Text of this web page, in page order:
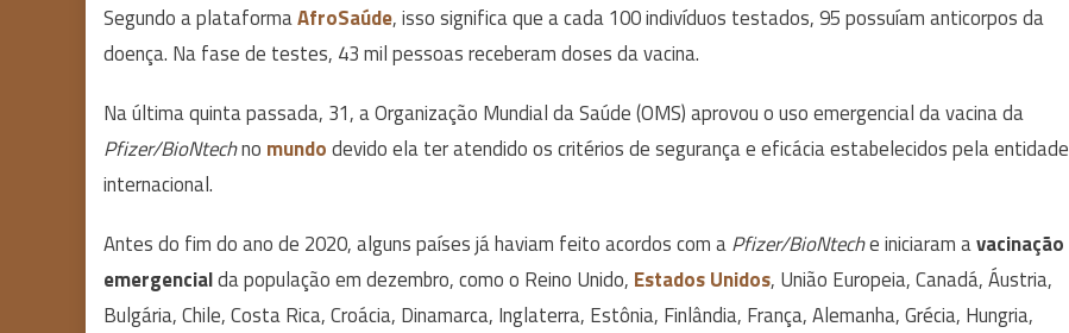
Segundo a plataformaAfroSaúde, isso significa que a cada 100 indivíduos testados, 95 possuíam anticorpos da
doença. Na fase de testes, 43 mil pessoas receberam doses da vacina.
Na última quinta passada, 31, a Organização Mundial da Saúde (OMS) aprovou o uso emergencial da vacina da
Pfizer/BioNtechno mundodevido ela ter atendido os critérios de segurança e eficácia estabelecidos pela entidade
internacional.
Antes do fim do ano de 2020, alguns países já haviam feito acordos com aPfizer/BioNteche iniciaram avacinação
emergencialda população em dezembro, como o Reino Unido, Estados Unidos, União Europeia, Canadá, Áustria,
Bulgária, Chile, Costa Rica, Croácia, Dinamarca, Inglaterra, Estônia, Finlândia, França, Alemanha, Grécia, Hungria,